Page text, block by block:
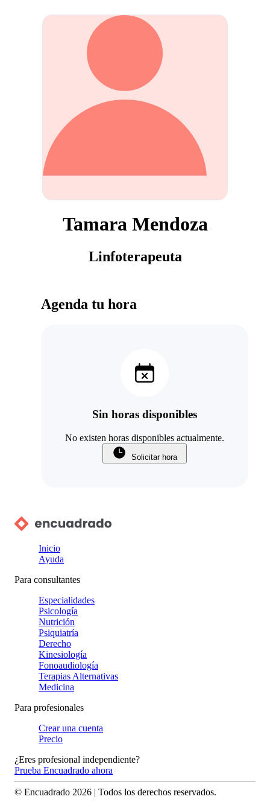
Tamara Mendoza
Linfoterapeuta
Agenda tu hora
Sin horas disponibles
No existen horas disponibles actualmente.
Solicitar hora
Inicio
Ayuda
Para consultantes
Especialidades
Psicología
Nutrición
Psiquiatría
Derecho
Kinesiología
Fonoaudiología
Terapias Alternativas
Medicina
Para profesionales
Crear una cuenta
Precio
¿Eres profesional independiente?
Prueba Encuadrado ahora
© Encuadrado 2026 | Todos los derechos reservados.